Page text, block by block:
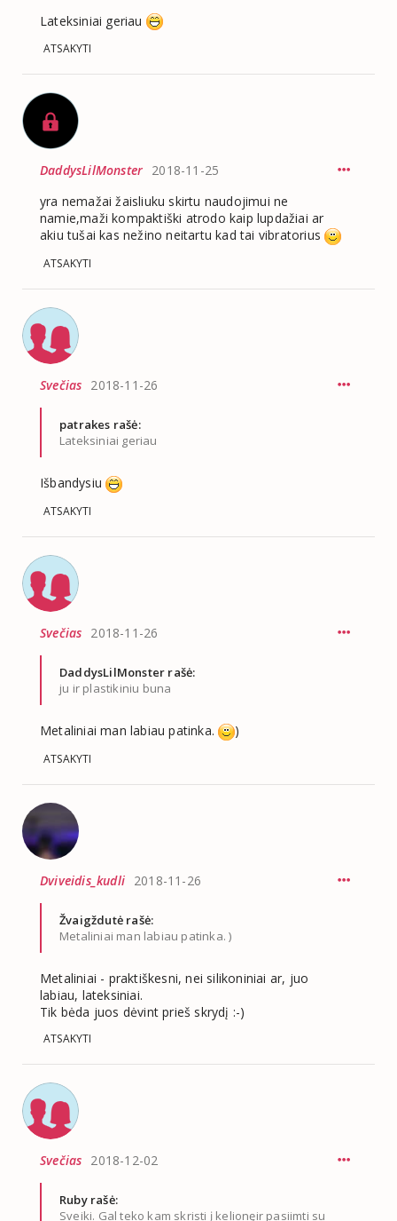
Lateksiniai geriau
ATSAKYTI
DaddysLilMonster 2018-11-25
yra nemažai žaisliuku skirtu naudojimui ne
namie,maži kompaktiški atrodo kaip lupdažiai ar
akiu tušai kas nežino neitartu kad tai vibratorius
ATSAKYTI
Svečias 2018-11-26
patrakes rašė:
Lateksiniai geriau
Išbandysiu
ATSAKYTI
Svečias 2018-11-26
DaddysLilMonster rašė:
ju ir plastikiniu buna
Metaliniai man labiau patinka. )
ATSAKYTI
Dviveidis_kudli 2018-11-26
Žvaigždutė rašė:
Metaliniai man labiau patinka. )
Metaliniai - praktiškesni, nei silikoniniai ar, juo
labiau, lateksiniai.
Tik bėda juos dėvint prieš skrydį :-)
ATSAKYTI
Svečias 2018-12-02
Ruby rašė:
Sveiki. Gal teko kam skristi į kelionęir pasiimti su